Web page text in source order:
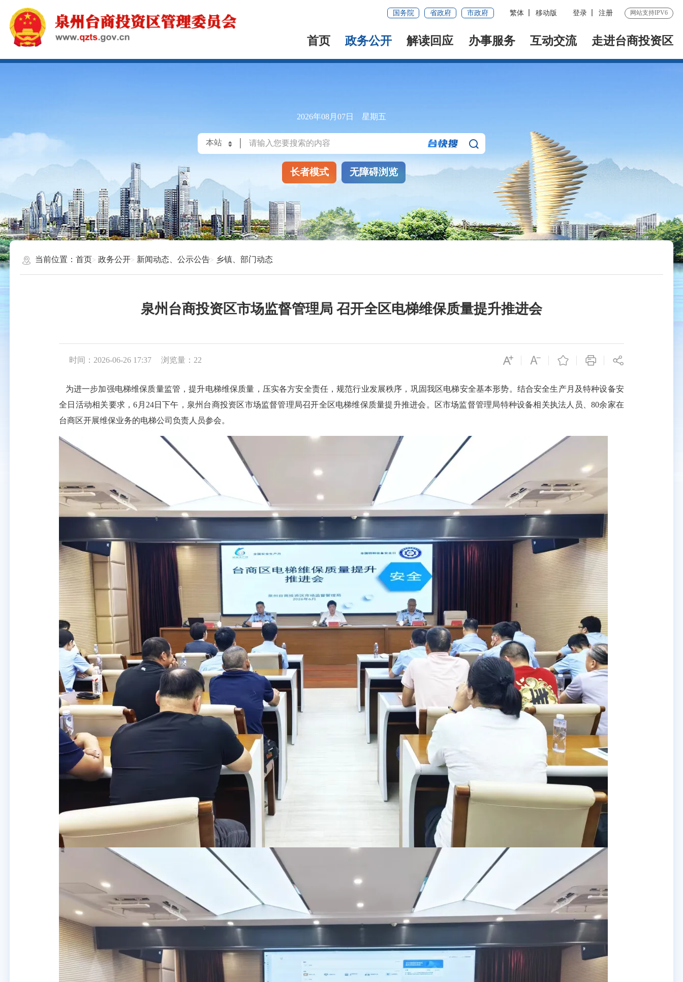
国务院 省政府 市政府 繁体 移动版 登录 注册 网站支持IPV6
首页 政务公开 解读回应 办事服务 互动交流 走进台商投资区
2026年08月07日 星期五
长者模式 无障碍浏览
当前位置：首页 政务公开 新闻动态、公示公告 乡镇、部门动态
泉州台商投资区市场监督管理局 召开全区电梯维保质量提升推进会
时间：2026-06-26 17:37 浏览量： 22
为进一步加强电梯维保质量监管，提升电梯维保质量，压实各方安全责任，规范行业发展秩序，巩固我区电梯安全基本形势。结合安全生产月及特种设备安
全日活动相关要求，6月24日下午，泉州台商投资区市场监督管理局召开全区电梯维保质量提升推进会。区市场监督管理局特种设备相关执法人员、80余家在
台商区开展维保业务的电梯公司负责人员参会。